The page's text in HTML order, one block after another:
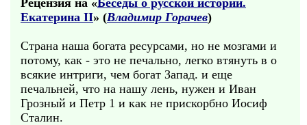
Рецензия на «Беседы о русской истории.
Екатерина II» (Владимир Горачев)
Страна наша богата ресурсами, но не мозгами и
потому, как - это не печально, легко втянуть в о
всякие интриги, чем богат Запад. и еще
печальней, что на нашу лень, нужен и Иван
Грозный и Петр 1 и как не прискорбно Иосиф
Сталин.